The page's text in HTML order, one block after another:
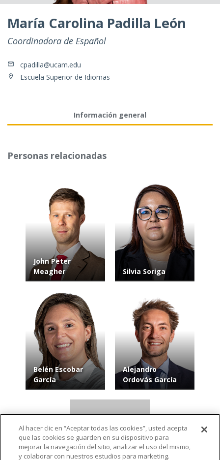
María Carolina Padilla León
Coordinadora de Español
cpadilla@ucam.edu
Escuela Superior de Idiomas
Información general
Personas relacionadas
John Peter
Meagher
Silvia Soriga
Belén Escobar
García
Alejandro
Ordovás García
Al hacer clic en “Aceptar todas las cookies”, usted acepta
que las cookies se guarden en su dispositivo para
mejorar la navegación del sitio, analizar el uso del mismo,
y colaborar con nuestros estudios para marketing.